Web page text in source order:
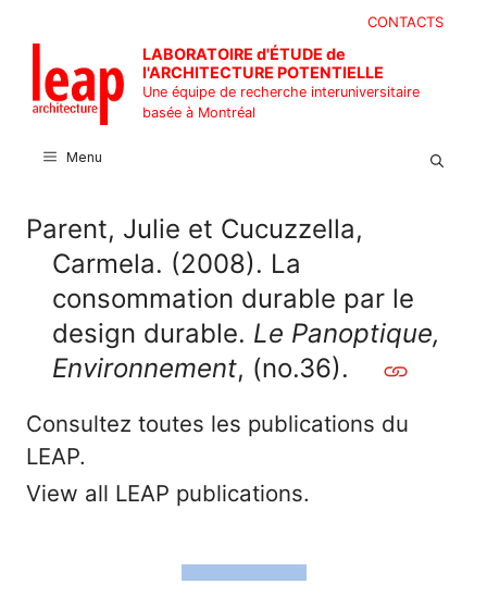
contenu
CONTACTS
LABORATOIRE d'ÉTUDE de
l'ARCHITECTURE POTENTIELLE
Une équipe de recherche interuniversitaire
basée à Montréal
Menu
Parent, Julie et Cucuzzella,
Carmela. (2008). La
consommation durable par le
design durable. Le Panoptique,
Environnement, (no.36).
Consultez toutes les publications du
LEAP.
View all LEAP publications.